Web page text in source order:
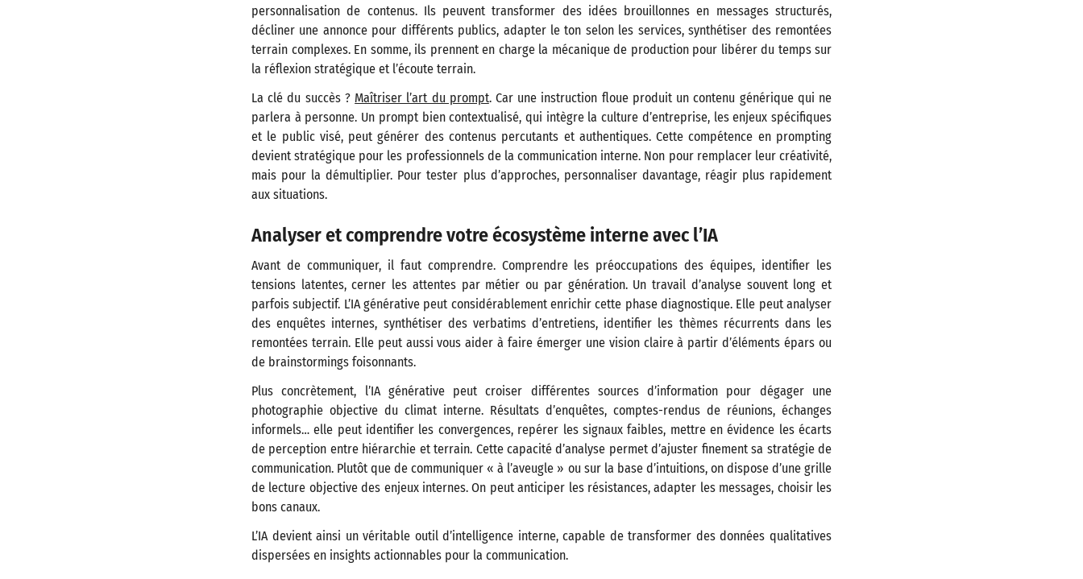
personnalisation de contenus. Ils peuvent transformer des idées brouillonnes en messages structurés,
décliner une annonce pour différents publics, adapter le ton selon les services, synthétiser des remontées
terrain complexes. En somme, ils prennent en charge la mécanique de production pour libérer du temps sur
la réflexion stratégique et l’écoute terrain.
La clé du succès ? Maîtriser l’art du prompt. Car une instruction floue produit un contenu générique qui ne
parlera à personne. Un prompt bien contextualisé, qui intègre la culture d’entreprise, les enjeux spécifiques
et le public visé, peut générer des contenus percutants et authentiques. Cette compétence en prompting
devient stratégique pour les professionnels de la communication interne. Non pour remplacer leur créativité,
mais pour la démultiplier. Pour tester plus d’approches, personnaliser davantage, réagir plus rapidement
aux situations.
Analyser et comprendre votre écosystème interne avec l’IA
Avant de communiquer, il faut comprendre. Comprendre les préoccupations des équipes, identifier les
tensions latentes, cerner les attentes par métier ou par génération. Un travail d’analyse souvent long et
parfois subjectif. L’IA générative peut considérablement enrichir cette phase diagnostique. Elle peut analyser
des enquêtes internes, synthétiser des verbatims d’entretiens, identifier les thèmes récurrents dans les
remontées terrain. Elle peut aussi vous aider à faire émerger une vision claire à partir d’éléments épars ou
de brainstormings foisonnants.
Plus concrètement, l’IA générative peut croiser différentes sources d’information pour dégager une
photographie objective du climat interne. Résultats d’enquêtes, comptes-rendus de réunions, échanges
informels… elle peut identifier les convergences, repérer les signaux faibles, mettre en évidence les écarts
de perception entre hiérarchie et terrain. Cette capacité d’analyse permet d’ajuster finement sa stratégie de
communication. Plutôt que de communiquer « à l’aveugle » ou sur la base d’intuitions, on dispose d’une grille
de lecture objective des enjeux internes. On peut anticiper les résistances, adapter les messages, choisir les
bons canaux.
L’IA devient ainsi un véritable outil d’intelligence interne, capable de transformer des données qualitatives
dispersées en insights actionnables pour la communication.